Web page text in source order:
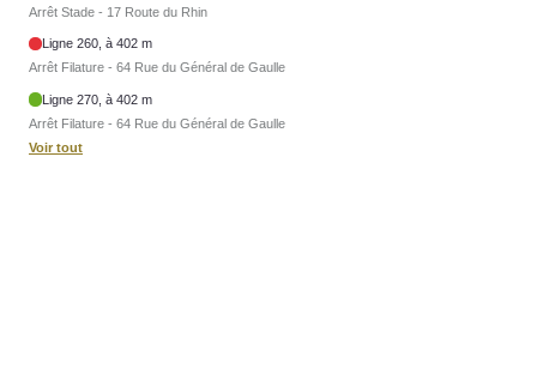
Arrêt Stade - 17 Route du Rhin
Ligne 260, à 402 m
Arrêt Filature - 64 Rue du Général de Gaulle
Ligne 270, à 402 m
Arrêt Filature - 64 Rue du Général de Gaulle
Voir tout